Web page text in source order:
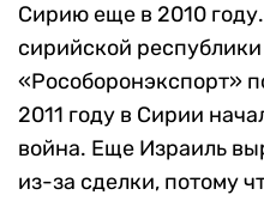
Сирию еще в 2010
сирийской
«Рособоронэкспорт»
2011 году в Сирии
война. Еще Израиль
из-за сделки, потому